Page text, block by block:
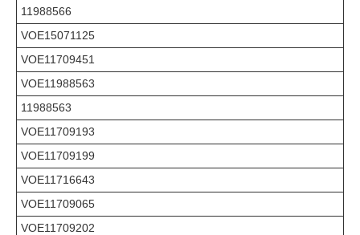
11988566
VOE15071125
VOE11709451
VOE11988563
11988563
VOE11709193
VOE11709199
VOE11716643
VOE11709065
VOE11709202